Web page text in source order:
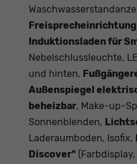
Induktionsladen für
Nebelschlussleuchte,
und hinten,
Außenspiegel
beheizbar, Make-up-
Sonnenblenden,
Laderaumboden, Isofix,
Discover"